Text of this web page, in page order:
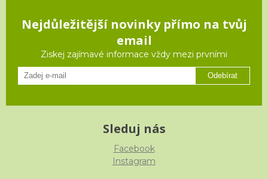
Nejdůležitější novinky přímo na tvůj
email
Ziskej zajímavé informace vždy mezi prvními
Odebírat
Sleduj nás
Facebook
Instagram